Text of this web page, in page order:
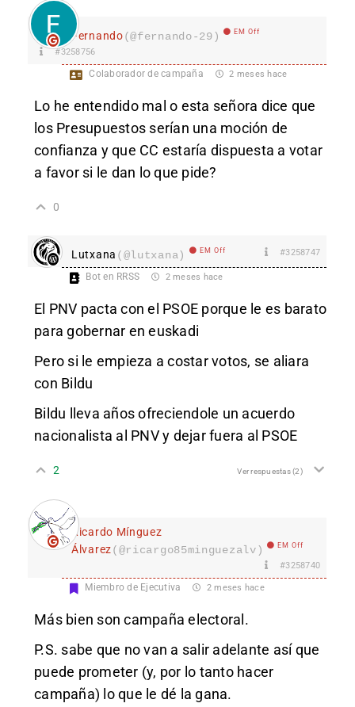
Fernando(@fernando-29) EM Off
#3258756
Colaborador de campaña 2 meses hace
Lo he entendido mal o esta señora dice que
los Presupuestos serían una moción de
confianza y que CC estaría dispuesta a votar
a favor si le dan lo que pide?
0
Lutxana (@lutxana) EM Off #3258747
Bot en RRSS 2 meses hace
El PNV pacta con el PSOE porque le es barato
para gobernar en euskadi
Pero si le empieza a costar votos, se aliara
con Bildu
Bildu lleva años ofreciendole un acuerdo
nacionalista al PNV y dejar fuera al PSOE
2 Ver respuestas(2)
Ricardo Mínguez
Álvarez(@ricargo85minguezalv) EM Off
#3258740
Miembro de Ejecutiva 2 meses hace
Más bien son campaña electoral.
P.S. sabe que no van a salir adelante así que
puede prometer (y, por lo tanto hacer
campaña) lo que le dé la gana.